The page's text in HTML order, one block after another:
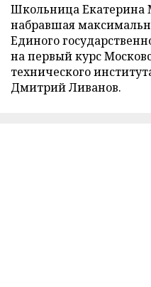
Школьница Екатерина
набравшая
Единого
на первый курс
технического
Дмитрий Ливанов.